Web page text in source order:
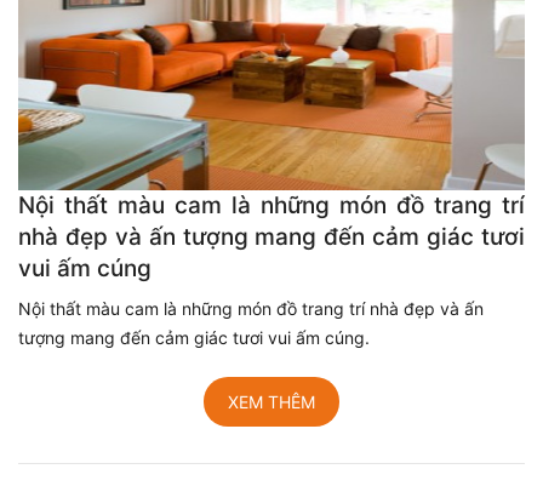
Nội thất màu cam là những món đồ trang trí
nhà đẹp và ấn tượng mang đến cảm giác tươi
vui ấm cúng
Nội thất màu cam là những món đồ trang trí nhà đẹp và ấn
tượng mang đến cảm giác tươi vui ấm cúng.
XEM THÊM